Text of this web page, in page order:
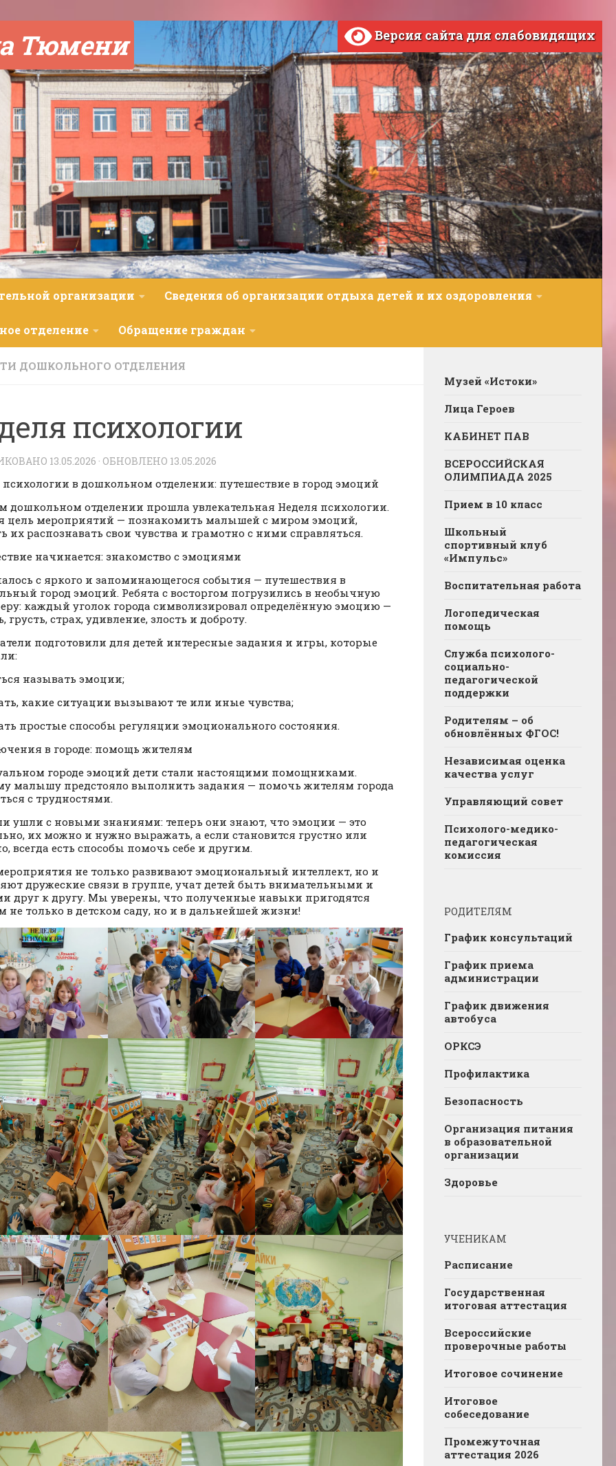
Тюмени Версия сайта для слабовидящих
организации Сведения об организации отдыха детей и их оздоровления
отделение Обращение граждан
ДОШКОЛЬНОГО ОТДЕЛЕНИЯ
психологии
13.05.2026 · ОБНОВЛЕНО 13.05.2026
в дошкольном отделении: путешествие в город эмоций
дошкольном отделении прошла увлекательная Неделя психологии.
цель мероприятий — познакомить малышей с миром эмоций,
их распознавать свои чувства и грамотно с ними справляться.
начинается: знакомство с эмоциями
с яркого и запоминающегося события — путешествия в
город эмоций. Ребята с восторгом погрузились в необычную
каждый уголок города символизировал определённую эмоцию —
грусть, страх, удивление, злость и доброту.
подготовили для детей интересные задания и игры, которые
называть эмоции;
какие ситуации вызывают те или иные чувства;
простые способы регуляции эмоционального состояния.
в городе: помощь жителям
городе эмоций дети стали настоящими помощниками.
малышу предстояло выполнить задания — помочь жителям города
с трудностями.
ушли с новыми знаниями: теперь они знают, что эмоции — это
их можно и нужно выражать, а если становится грустно или
всегда есть способы помочь себе и другим.
не только развивают эмоциональный интеллект, но и
дружеские связи в группе, учат детей быть внимательными и
друг к другу. Мы уверены, что полученные навыки пригодятся
не только в детском саду, но и в дальнейшей жизни!
Музей «Истоки»
Лица Героев
КАБИНЕТ ПАВ
ВСЕРОССИЙСКАЯ
ОЛИМПИАДА 2025
Прием в 10 класс
Школьный
спортивный клуб
«Импульс»
Воспитательная работа
Логопедическая
помощь
Служба психолого-
социально-
педагогической
поддержки
Родителям – об
обновлённых ФГОС!
Независимая оценка
качества услуг
Управляющий совет
Психолого-медико-
педагогическая
комиссия
РОДИТЕЛЯМ
График консультаций
График приема
администрации
График движения
автобуса
ОРКСЭ
Профилактика
Безопасность
Организация питания
в образовательной
организации
Здоровье
УЧЕНИКАМ
Расписание
Государственная
итоговая аттестация
Всероссийские
проверочные работы
Итоговое сочинение
Итоговое
собеседование
Промежуточная
аттестация 2026